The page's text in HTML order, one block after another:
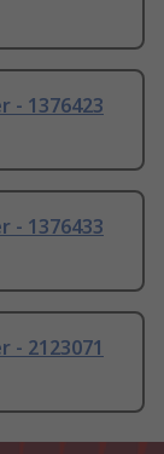
- 1376423
- 1376433
- 2123071